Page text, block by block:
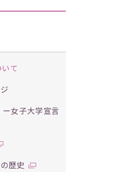
て
女子大学宣言
歴史